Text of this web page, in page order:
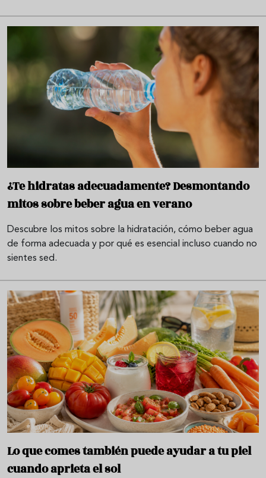
¿Te hidratas adecuadamente? Desmontando
mitos sobre beber agua en verano
Descubre los mitos sobre la hidratación, cómo beber agua
de forma adecuada y por qué es esencial incluso cuando no
sientes sed.
Lo que comes también puede ayudar a tu piel
cuando aprieta el sol